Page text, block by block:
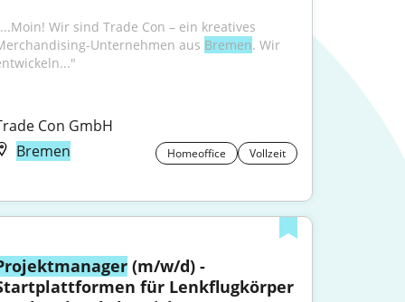
Wir sind Trade Con – ein kreatives
Unternehmen aus Bremen. Wir
Con GmbH
Bremen
Homeoffice Vollzeit
(m/w/d) -
für Lenkflugkörper